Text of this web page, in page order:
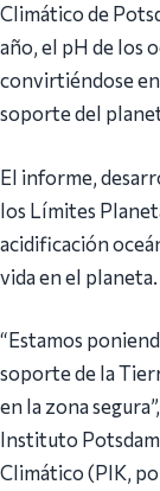
Climático de
año, el pH de los
convirtiéndose en
soporte del
El informe,
los Límites
acidificación
vida en el planeta.
“Estamos
soporte de la
en la zona
Instituto
Climático (PIK,